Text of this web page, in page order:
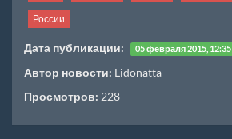
России
Дата публикации: 05 февраля 2015, 12:35
Автор новости: Lidonatta
Просмотров: 228